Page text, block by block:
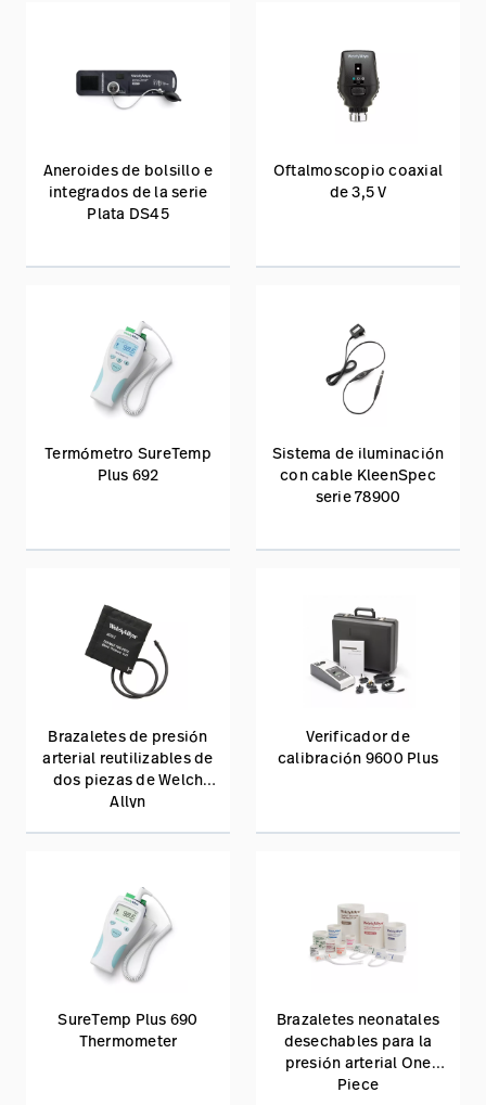
física integral. Los sets
de diagnóstico de
Baxter ayudan a los
médicos a realizar
diagnosticar con
precisión diversas
Aneroides de bolsillo e
integrados de la serie
Plata DS45
Oftalmoscopio coaxial
de 3,5 V
Termómetro SureTemp
Plus 692
Sistema de iluminación
con cable KleenSpec
serie 78900
Brazaletes de presión
arterial reutilizables de
dos piezas de Welch
Allyn
Verificador de
calibración 9600 Plus
SureTemp Plus 690
Thermometer
Brazaletes neonatales
desechables para la
presión arterial One
Piece